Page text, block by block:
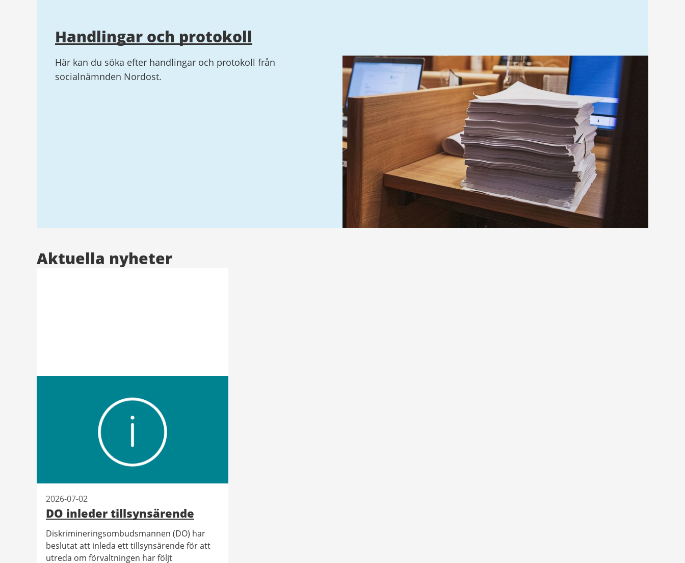
Handlingar och protokoll
Här kan du söka efter handlingar och protokoll från
socialnämnden Nordost.
Aktuella nyheter
DO inleder tillsynsärende
2026-07-02
Diskrimineringsombudsmannen (DO) har
beslutat att inleda ett tillsynsärende för att
utreda om förvaltningen har följt